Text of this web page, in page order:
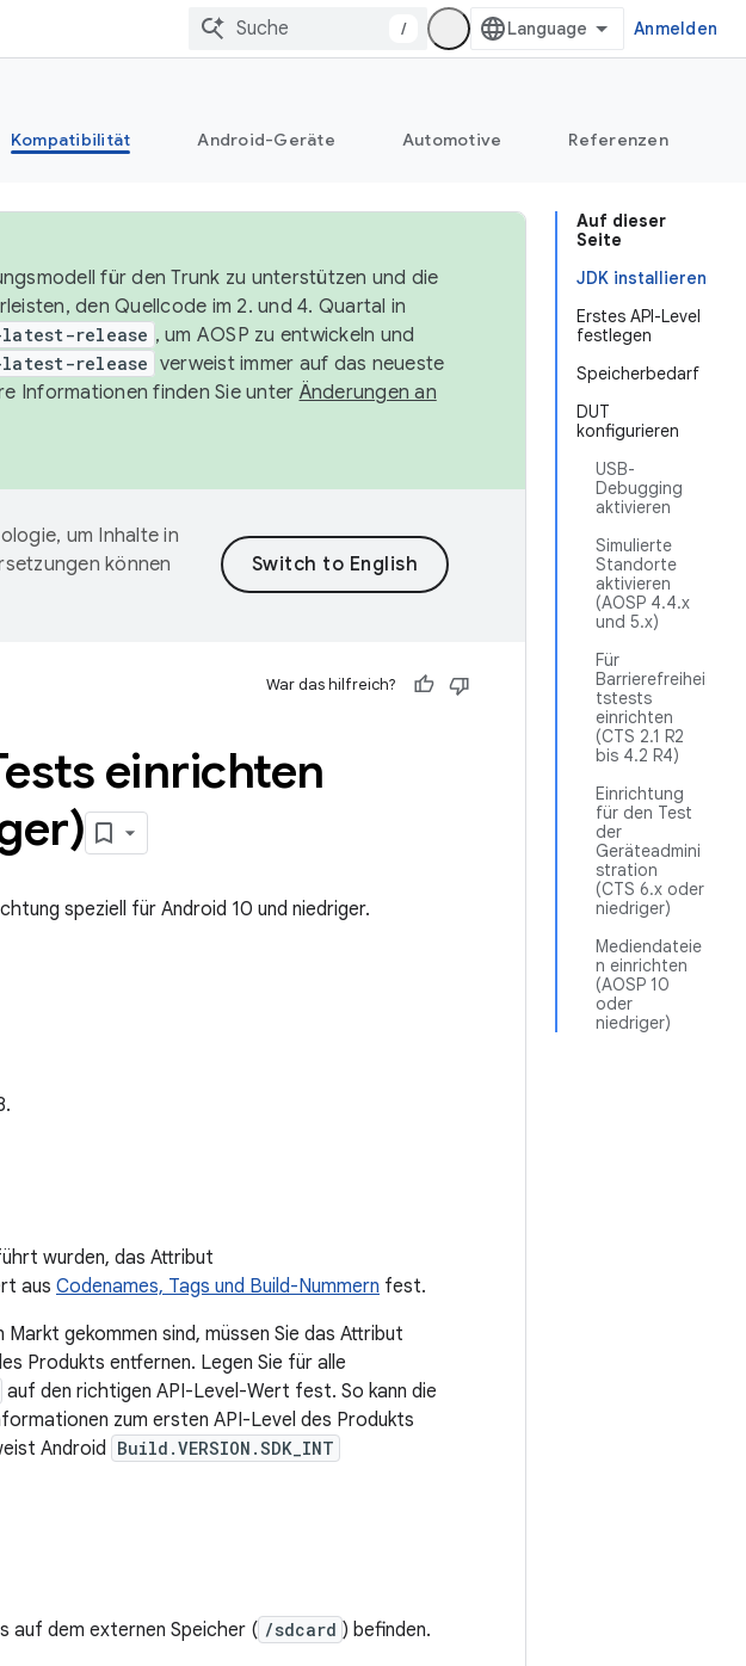
/ Anmelden
Kompatibilität Android-Geräte Automotive Referenzen
Auf dieser
Seite
JDK installieren
Erstes API-Level
festlegen
Speicherbedarf
DUT
konfigurieren
USB-
Debugging
aktivieren
Simulierte
Standorte
aktivieren
(AOSP 4.4.x
und 5.x)
Für
Barrierefreihei
tstests
einrichten
(CTS 2.1 R2
bis 4.2 R4)
Einrichtung
für den Test
der
Geräteadmini
stration
(CTS 6.x oder
niedriger)
Mediendateie
n einrichten
(AOSP 10
oder
niedriger)
für den Trunk zu unterstützen und die
den Quellcode im 2. und 4. Quartal in
release , um AOSP zu entwickeln und
release verweist immer auf das neueste
Informationen finden Sie unter Änderungen an
um Inhalte in
können
War das hilfreich?
einrichten
speziell für Android 10 und niedriger.
wurden, das Attribut
aus Codenames, Tags und Build-Nummern fest.
gekommen sind, müssen Sie das Attribut
Produkts entfernen. Legen Sie für alle
auf den richtigen API-Level-Wert fest. So kann die
zum ersten API-Level des Produkts
Android Build.VERSION.SDK_INT
auf dem externen Speicher ( /sdcard ) befinden.